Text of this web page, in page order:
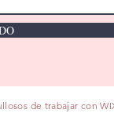
de trabajar con